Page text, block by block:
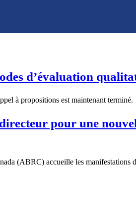
d’évaluation
à propositions est maintenant
pour une
(ABRC) accueille les manifestations